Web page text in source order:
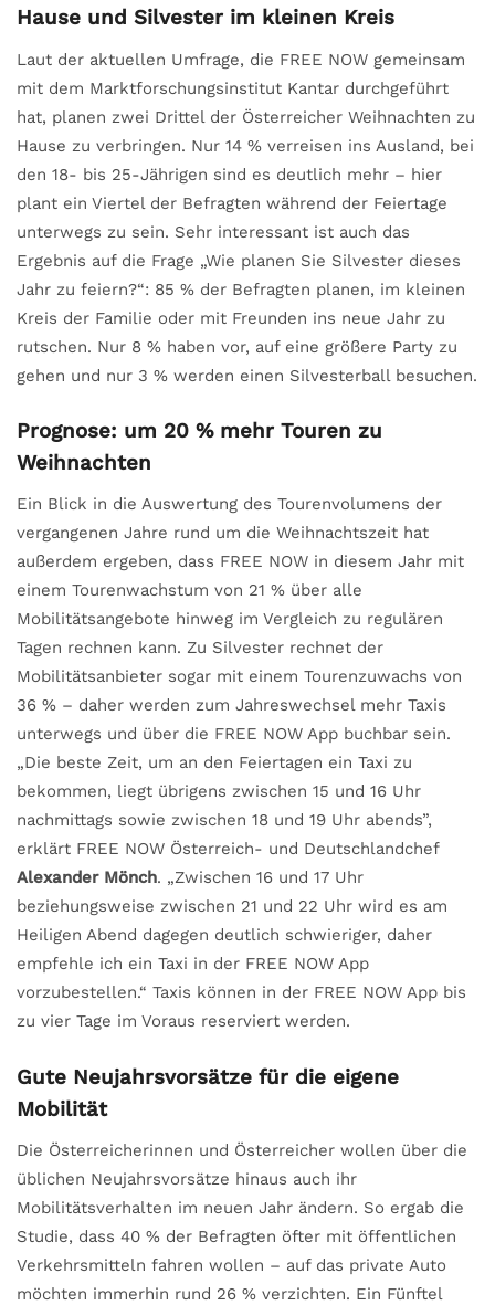
Hause und Silvester im kleinen Kreis
Laut der aktuellen Umfrage, die FREE NOW gemeinsam
mit dem Marktforschungsinstitut Kantar durchgeführt
hat, planen zwei Drittel der Österreicher Weihnachten zu
Hause zu verbringen. Nur 14 % verreisen ins Ausland, bei
den 18- bis 25-Jährigen sind es deutlich mehr – hier
plant ein Viertel der Befragten während der Feiertage
unterwegs zu sein. Sehr interessant ist auch das
Ergebnis auf die Frage „Wie planen Sie Silvester dieses
Jahr zu feiern?“: 85 % der Befragten planen, im kleinen
Kreis der Familie oder mit Freunden ins neue Jahr zu
rutschen. Nur 8 % haben vor, auf eine größere Party zu
gehen und nur 3 % werden einen Silvesterball besuchen.
Prognose: um 20 % mehr Touren zu
Weihnachten
Ein Blick in die Auswertung des Tourenvolumens der
vergangenen Jahre rund um die Weihnachtszeit hat
außerdem ergeben, dass FREE NOW in diesem Jahr mit
einem Tourenwachstum von 21 % über alle
Mobilitätsangebote hinweg im Vergleich zu regulären
Tagen rechnen kann. Zu Silvester rechnet der
Mobilitätsanbieter sogar mit einem Tourenzuwachs von
36 % – daher werden zum Jahreswechsel mehr Taxis
unterwegs und über die FREE NOW App buchbar sein.
„Die beste Zeit, um an den Feiertagen ein Taxi zu
bekommen, liegt übrigens zwischen 15 und 16 Uhr
nachmittags sowie zwischen 18 und 19 Uhr abends”,
erklärt FREE NOW Österreich- und Deutschlandchef
Alexander Mönch. „Zwischen 16 und 17 Uhr
beziehungsweise zwischen 21 und 22 Uhr wird es am
Heiligen Abend dagegen deutlich schwieriger, daher
empfehle ich ein Taxi in der FREE NOW App
vorzubestellen.“ Taxis können in der FREE NOW App bis
zu vier Tage im Voraus reserviert werden.
Gute Neujahrsvorsätze für die eigene
Mobilität
Die Österreicherinnen und Österreicher wollen über die
üblichen Neujahrsvorsätze hinaus auch ihr
Mobilitätsverhalten im neuen Jahr ändern. So ergab die
Studie, dass 40 % der Befragten öfter mit öffentlichen
Verkehrsmitteln fahren wollen – auf das private Auto
möchten immerhin rund 26 % verzichten. Ein Fünftel